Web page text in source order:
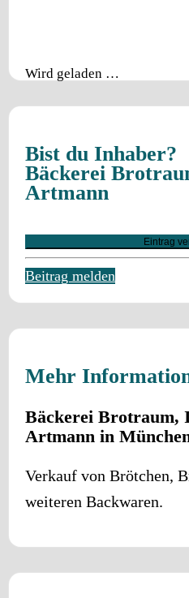
Wird geladen …
Bist du Inhaber?
Bäckerei
Artmann
Eintrag
Beitrag melden
Mehr
Bäckerei Brotraum,
Artmann in
Verkauf von Brötchen,
weiteren Backwaren.